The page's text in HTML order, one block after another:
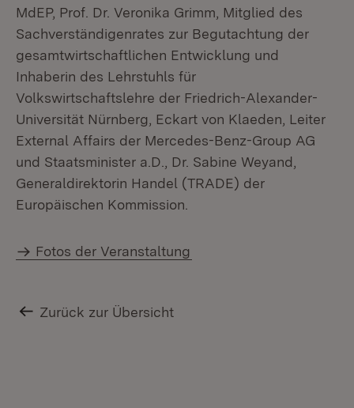
MdEP, Prof. Dr. Veronika Grimm, Mitglied des
Sachverständigenrates zur Begutachtung der
gesamtwirtschaftlichen Entwicklung und
Inhaberin des Lehrstuhls für
Volkswirtschaftslehre der Friedrich-Alexander-
Universität Nürnberg, Eckart von Klaeden, Leiter
External Affairs der Mercedes-Benz-Group AG
und Staatsminister a.D., Dr. Sabine Weyand,
Generaldirektorin Handel (TRADE) der
Europäischen Kommission.
Fotos der Veranstaltung
Zurück zur Übersicht